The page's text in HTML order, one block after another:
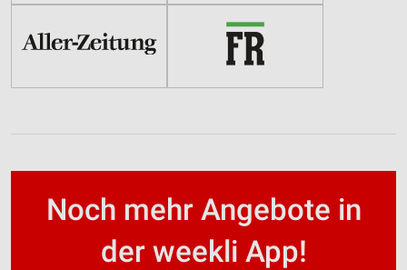
Noch mehr Angebote in
der weekli App!